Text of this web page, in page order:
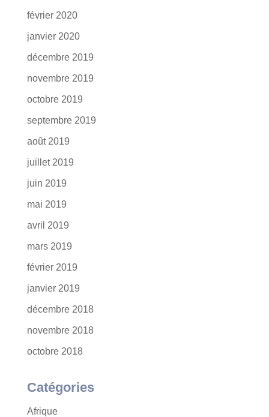
février 2020
janvier 2020
décembre 2019
novembre 2019
octobre 2019
septembre 2019
août 2019
juillet 2019
juin 2019
mai 2019
avril 2019
mars 2019
février 2019
janvier 2019
décembre 2018
novembre 2018
octobre 2018
Catégories
Afrique